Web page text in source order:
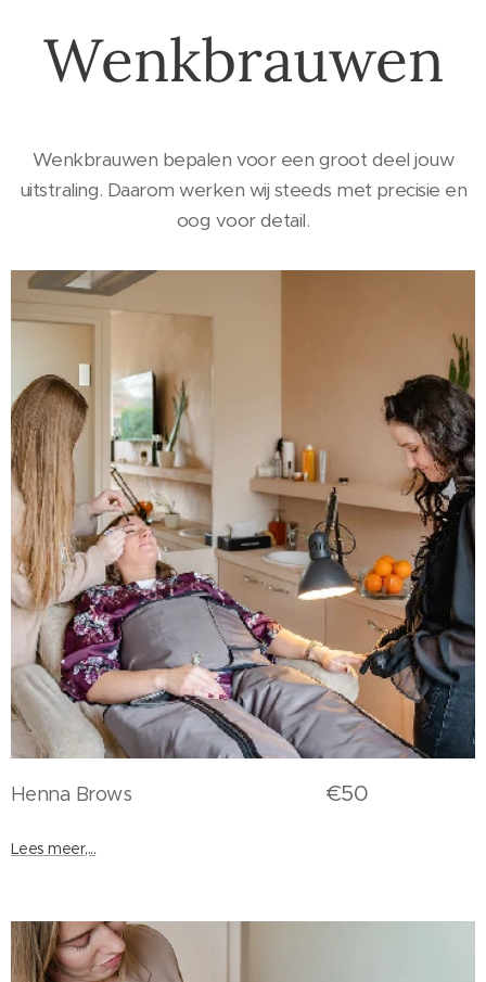
Wenkbrauwen
Wenkbrauwen bepalen voor een groot deel jouw
uitstraling. Daarom werken wij steeds met precisie en
oog voor detail.
Henna Brows €50
Lees meer,...